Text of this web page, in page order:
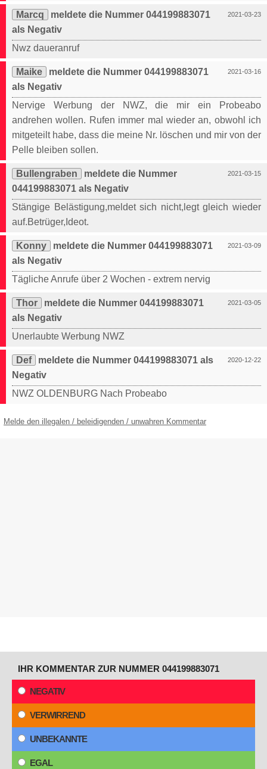
2021-03-23
Marcq
meldete die Nummer 044199883071
als Negativ
Nwz daueranruf
2021-03-16
Maike
meldete die Nummer 044199883071
als Negativ
Nervige Werbung der NWZ, die mir ein Probeabo
andrehen wollen. Rufen immer mal wieder an, obwohl ich
mitgeteilt habe, dass die meine Nr. löschen und mir von der
Pelle bleiben sollen.
2021-03-15
Bullengraben
meldete die Nummer
044199883071 als Negativ
Stängige Belästigung,meldet sich nicht,legt gleich wieder
auf.Betrüger,Ideot.
2021-03-09
Konny
meldete die Nummer 044199883071
als Negativ
Tägliche Anrufe über 2 Wochen - extrem nervig
2021-03-05
Thor
meldete die Nummer 044199883071
als Negativ
Unerlaubte Werbung NWZ
2020-12-22
Def
meldete die Nummer 044199883071 als
Negativ
NWZ OLDENBURG Nach Probeabo
Melde den illegalen / beleidigenden / unwahren Kommentar
IHR KOMMENTAR ZUR NUMMER 044199883071
NEGATIV
VERWIRREND
UNBEKANNTE
EGAL